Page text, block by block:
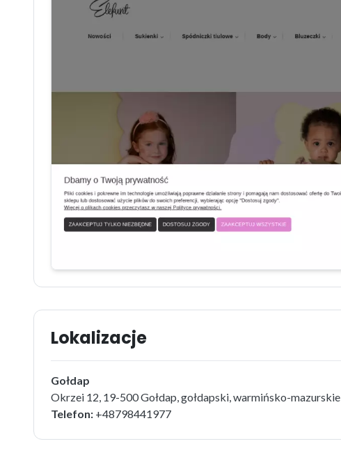
Lokalizacje
Gołdap
Okrzei 12, 19-500 Gołdap, gołdapski, warmińsko-mazurskie
Telefon: +48798441977